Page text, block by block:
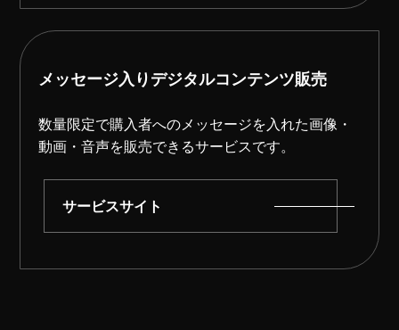
メッセージ入りデジタルコンテンツ販売
数量限定で購入者へのメッセージを入れた画像・
動画・音声を販売できるサービスです。
サービスサイト